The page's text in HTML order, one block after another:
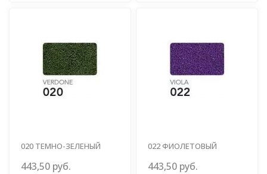
020 ТЕМНО-ЗЕЛЕНЫЙ
443,50 руб.
022 ФИОЛЕТОВЫЙ
443,50 руб.